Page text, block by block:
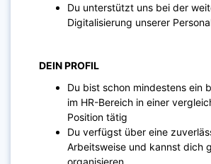
Du unterstützt uns bei der
Digitalisierung unserer
DEIN PROFIL
Du bist schon mindestens ein
im HR-Bereich in einer
Position tätig
Du verfügst über eine
Arbeitsweise und kannst dich
organisieren